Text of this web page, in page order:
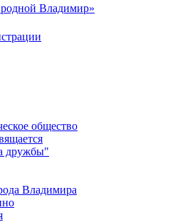
Владимир»
общество
дружбы"
Владимира